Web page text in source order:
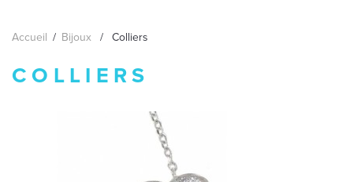
ALLIANCES
ALLIANCES DIAMANT
Accueil / Bijoux / Colliers
COLLIERS